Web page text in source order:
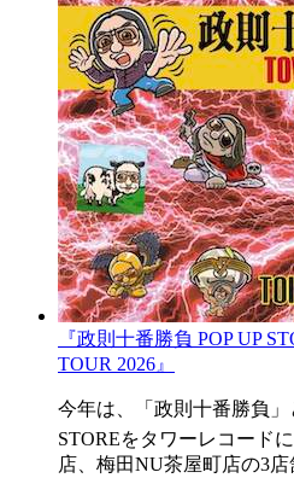
『政則⼗番勝負 POP UP
TOUR 2026』
今年は、「政則⼗番勝負」
STOREをタワーレコード
店、梅⽥NU茶屋町店の3